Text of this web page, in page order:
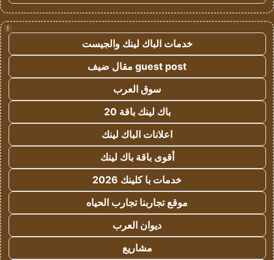
!
خدمات الباك لينك والجيست
guest post مقال ضيف
سوق العرب
باك لينك باقة 20
اعلانات الباك لينك
أقوى باقة باك لينك
خدمات با كلينك 2026
موقع تجاربنا تجارب الحياه
ديوان العرب
مشاريع